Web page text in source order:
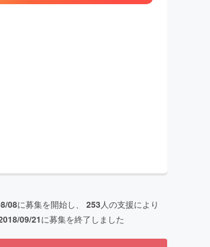
08に募集を開始し、 253人の支援により
09/21に募集を終了しました